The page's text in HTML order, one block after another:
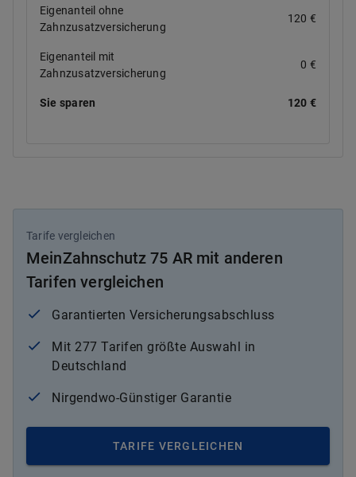
Eigenanteil ohne
Zahnzusatzversicherung
120 €
Eigenanteil mit
Zahnzusatzversicherung
0 €
Sie sparen 120 €
Tarife vergleichen
MeinZahnschutz 75 AR mit anderen
Tarifen vergleichen
Garantierten Versicherungsabschluss
Mit 277 Tarifen größte Auswahl in
Deutschland
Nirgendwo-Günstiger Garantie
TARIFE VERGLEICHEN